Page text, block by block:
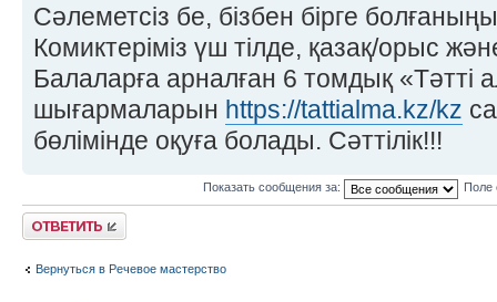
Сәлеметсіз бе, бізбен бірге
Комиктеріміз үш тілде, қазақ/орыс
Балаларға арналған 6 томдық
шығармаларын https://tattialma.kz/kz
бөлімінде оқуға болады. Сәттілік!!!
Показать сообщения за: Поле
Ответить
Вернуться в Речевое мастерство